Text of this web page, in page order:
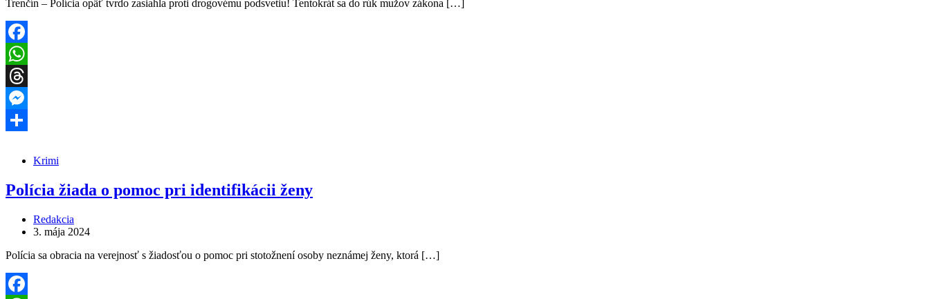
Trenčín – Polícia opäť tvrdo zasiahla proti drogovému podsvetiu! Tentokrát sa do rúk mužov zákona […]
Facebook
WhatsApp
Threads
Messenger
Krimi
Polícia žiada o pomoc pri identifikácii ženy
Redakcia
3. mája 2024
Polícia sa obracia na verejnosť s žiadosťou o pomoc pri stotožnení osoby neznámej ženy, ktorá […]